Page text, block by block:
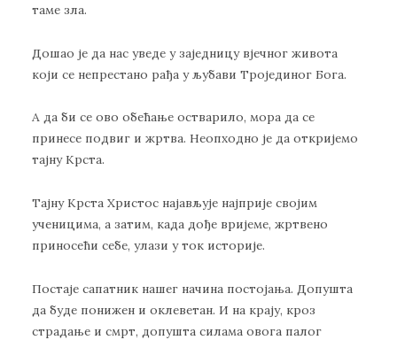
таме зла.
Дошао је да нас уведе у заједницу вјечног живота
који се непрестано рађа у љубави Тројединог Бога.
А да би се ово обећање остварило, мора да се
принесе подвиг и жртва. Неопходно је да откријемо
тајну Крста.
Тајну Крста Христос најављује најприје својим
ученицима, а затим, када дође вријеме, жртвено
приносећи себе, улази у ток историје.
Постаје сапатник нашег начина постојања. Допушта
да буде понижен и оклеветан. И на крају, кроз
страдање и смрт, допушта силама овога палог